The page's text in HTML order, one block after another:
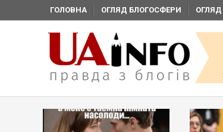
ГОЛОВНА ОГЛЯД БЛОГОСФЕРИ